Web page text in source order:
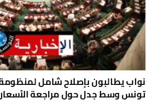
نواب يطالبون بإصلاح شامل
تونس وسط جدل حول مراجعة الأسعار